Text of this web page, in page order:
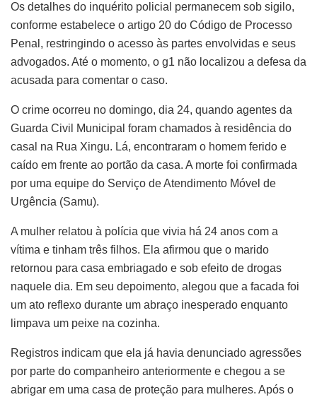
Os detalhes do inquérito policial permanecem sob sigilo,
conforme estabelece o artigo 20 do Código de Processo
Penal, restringindo o acesso às partes envolvidas e seus
advogados. Até o momento, o g1 não localizou a defesa da
acusada para comentar o caso.
O crime ocorreu no domingo, dia 24, quando agentes da
Guarda Civil Municipal foram chamados à residência do
casal na Rua Xingu. Lá, encontraram o homem ferido e
caído em frente ao portão da casa. A morte foi confirmada
por uma equipe do Serviço de Atendimento Móvel de
Urgência (Samu).
A mulher relatou à polícia que vivia há 24 anos com a
vítima e tinham três filhos. Ela afirmou que o marido
retornou para casa embriagado e sob efeito de drogas
naquele dia. Em seu depoimento, alegou que a facada foi
um ato reflexo durante um abraço inesperado enquanto
limpava um peixe na cozinha.
Registros indicam que ela já havia denunciado agressões
por parte do companheiro anteriormente e chegou a se
abrigar em uma casa de proteção para mulheres. Após o